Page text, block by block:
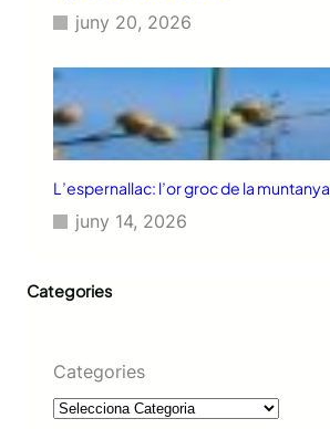
juny 20, 2026
L’espernallac: l’or groc de la muntanya
juny 14, 2026
Categories
Categories